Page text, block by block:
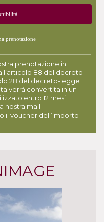
prenotazione
prenotazione in
88 del decreto-
28 del decreto-legge
verrà convertita in un
entro 12 mesi
nostra mail
il voucher dell’importo